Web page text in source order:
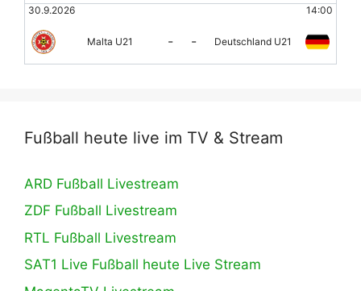
30.9.2026 14:00
Malta U21 - - Deutschland U21
Fußball heute live im TV & Stream
ARD Fußball Livestream
ZDF Fußball Livestream
RTL Fußball Livestream
SAT1 Live Fußball heute Live Stream